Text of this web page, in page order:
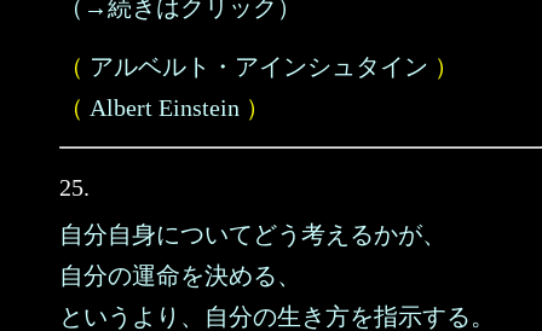
（→続きはクリック）
（ アルベルト・アインシュタイン ）
（ Albert Einstein ）
25.
自分自身についてどう考えるかが、
自分の運命を決める、
というより、自分の生き方を指示する。